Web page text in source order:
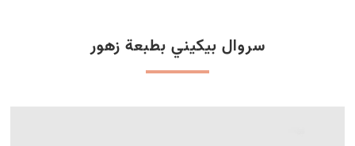
سروال بيكيني بطبعة زهور